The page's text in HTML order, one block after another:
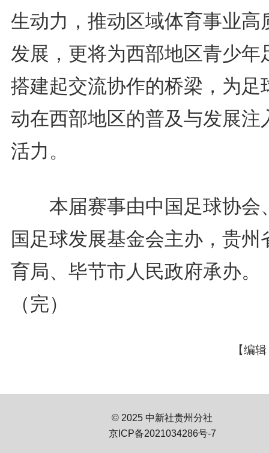
生动力，推动区域体育事业高
发展，更将为西部地区青少年
搭建起交流协作的桥梁，为足
动在西部地区的普及与发展注
活力。
本届赛事由中国足球协会
国足球发展基金会主办，贵州
育局、毕节市人民政府承办。
（完）
【编
© 2025 中新社贵州分社
京ICP备2021034286号-7